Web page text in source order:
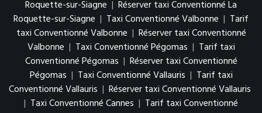
Roquette-sur-Siagne | Réserver taxi Conventionné La
Roquette-sur-Siagne | Taxi Conventionné Valbonne | Tarif
taxi Conventionné Valbonne | Réserver taxi Conventionné
Valbonne | Taxi Conventionné Pégomas | Tarif taxi
Conventionné Pégomas | Réserver taxi Conventionné
Pégomas | Taxi Conventionné Vallauris | Tarif taxi
Conventionné Vallauris | Réserver taxi Conventionné Vallauris
| Taxi Conventionné Cannes | Tarif taxi Conventionné